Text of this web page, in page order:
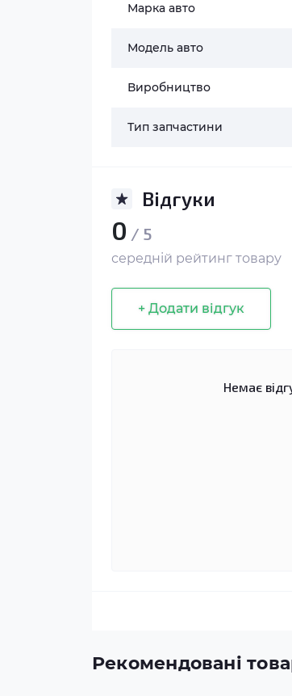
Марка авто
Модель авто
Виробництво
Тип запчастини
Відгуки
0 / 5
середній рейтинг товару
+ Додати відгук
Немає
Рекомендовані